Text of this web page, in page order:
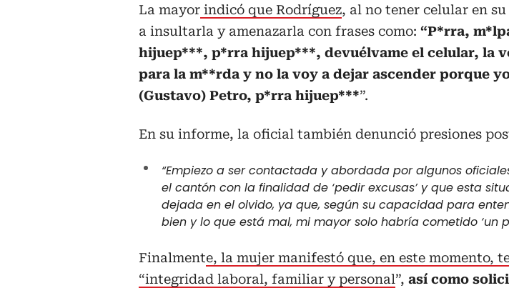
La mayor indicó que Rodríguez, al no tener celular en su
a insultarla y amenazarla con frases como: “P*rra,
hijuep***, p*rra hijuep***, devuélvame el celular, la
para la m**rda y no la voy a dejar ascender porque
(Gustavo) Petro, p*rra hijuep***”.
En su informe, la oficial también denunció presiones
“Empiezo a ser contactada y abordada por algunos
el cantón con la finalidad de ‘pedir excusas’ y que esta
dejada en el olvido, ya que, según su capacidad para
bien y lo que está mal, mi mayor solo habría cometido ‘un
Finalmente, la mujer manifestó que, en este momento,
“integridad laboral, familiar y personal”, así como